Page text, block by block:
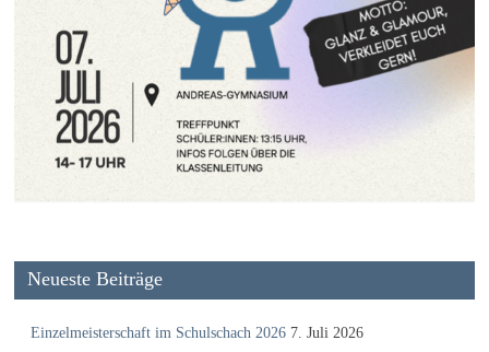
Neueste Beiträge
Einzelmeisterschaft im Schulschach 2026 7. Juli 2026